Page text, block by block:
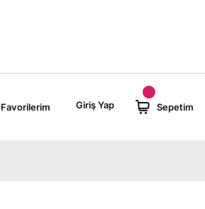
Favorilerim Giriş Yap Sepetim